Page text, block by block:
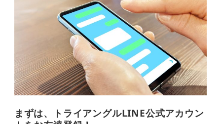
まずは、トライアングルLINE公式アカウン